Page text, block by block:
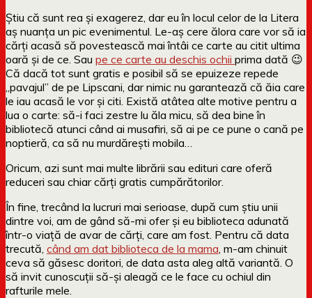
Știu că sunt rea și exagerez, dar eu în locul celor de la Litera
aș nuanța un pic evenimentul. Le-aș cere ălora care vor să ia
cărți acasă să povestească mai întâi ce carte au citit ultima
oară și de ce. Sau pe ce carte au deschis ochii prima dată 😉
Că dacă tot sunt gratis e posibil să se epuizeze repede
„pavajul” de pe Lipscani, dar nimic nu garantează că ăia care
le iau acasă le vor și citi. Există atâtea alte motive pentru a
lua o carte: să-i faci zestre lu ăla micu, să dea bine în
bibliotecă atunci când ai musafiri, să ai pe ce pune o cană pe
noptieră, ca să nu murdărești mobila…
Oricum, azi sunt mai multe librării sau edituri care oferă
reduceri sau chiar cărți gratis cumpărătorilor.
În fine, trecând la lucruri mai serioase, după cum știu unii
dintre voi, am de gând să-mi ofer și eu biblioteca adunată
într-o viață de avar de cărți, care am fost. Pentru că data
trecută, când am dat biblioteca de la mama , m-am chinuit
ceva să găsesc doritori, de data asta aleg altă variantă. O
să invit cunoscuții să-și aleagă ce le face cu ochiul din
rafturile mele.